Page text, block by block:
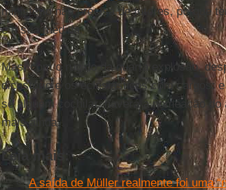
ministério não precisa de tutores, porque
e a sua medida.
Mas, com o rugido da quarta explosão,
dicastério e os eclesiásticos com cargos:
se alguém cochilar, haverá a nomeação do
mais ainda.
Leia mais:
A saída de Müller realmente foi uma